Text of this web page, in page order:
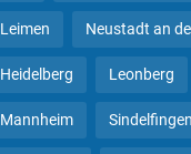
Leimen Neustadt an
Heidelberg Leonberg
Mannheim Sindelfingen